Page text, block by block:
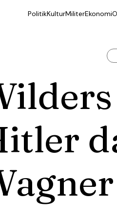
PolitikKulturMiliterEkonomi